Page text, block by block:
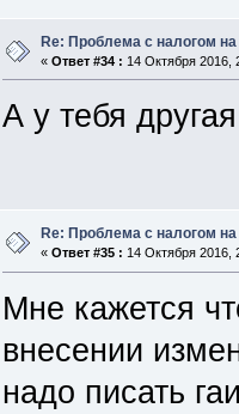
Re: Проблема с налогом
«Ответ #34 : 14 Октября 2016,
А у тебя
Re: Проблема с налогом
«Ответ #35 : 14 Октября 2016,
Мне кажется
внесении
надо писать